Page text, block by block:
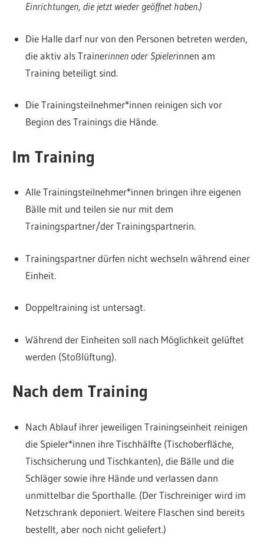
Einrichtungen, die jetzt wieder geöffnet haben.)
Die Halle darf nur von den Personen betreten werden,
die aktiv als Trainerinnen oder Spielerinnen am
Training beteiligt sind.
Die Trainingsteilnehmer*innen reinigen sich vor
Beginn des Trainings die Hände.
Im Training
Alle Trainingsteilnehmer*innen bringen ihre eigenen
Bälle mit und teilen sie nur mit dem
Trainingspartner/der Trainingspartnerin.
Trainingspartner dürfen nicht wechseln während einer
Einheit.
Doppeltraining ist untersagt.
Während der Einheiten soll nach Möglichkeit gelüftet
werden (Stoßlüftung).
Nach dem Training
Nach Ablauf ihrer jeweiligen Trainingseinheit reinigen
die Spieler*innen ihre Tischhälfte (Tischoberfläche,
Tischsicherung und Tischkanten), die Bälle und die
Schläger sowie ihre Hände und verlassen dann
unmittelbar die Sporthalle. (Der Tischreiniger wird im
Netzschrank deponiert. Weitere Flaschen sind bereits
bestellt, aber noch nicht geliefert.)